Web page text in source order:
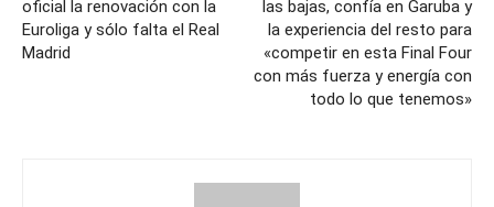
oficial la renovación con la
Euroliga y sólo falta el Real
Madrid
las bajas, confía en Garuba y
la experiencia del resto para
«competir en esta Final Four
con más fuerza y energía con
todo lo que tenemos»